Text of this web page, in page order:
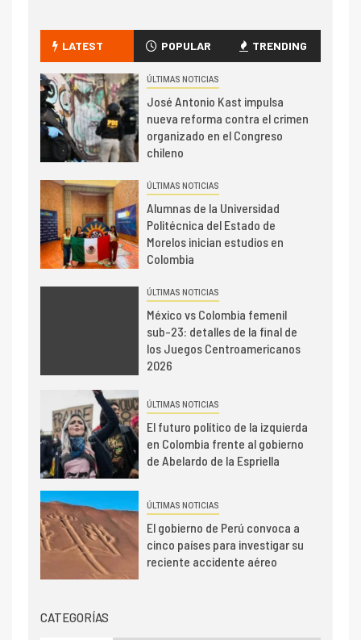
LATEST POPULAR TRENDING
ÚLTIMAS NOTICIAS
José Antonio Kast impulsa
nueva reforma contra el crimen
organizado en el Congreso
chileno
ÚLTIMAS NOTICIAS
Alumnas de la Universidad
Politécnica del Estado de
Morelos inician estudios en
Colombia
ÚLTIMAS NOTICIAS
México vs Colombia femenil
sub-23: detalles de la final de
los Juegos Centroamericanos
2026
ÚLTIMAS NOTICIAS
El futuro político de la izquierda
en Colombia frente al gobierno
de Abelardo de la Espriella
ÚLTIMAS NOTICIAS
El gobierno de Perú convoca a
cinco países para investigar su
reciente accidente aéreo
CATEGORÍAS